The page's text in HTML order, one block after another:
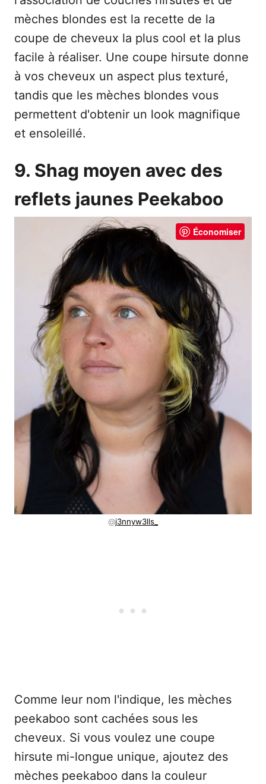
mèches blondes est la recette de la
coupe de cheveux la plus cool et la plus
facile à réaliser. Une coupe hirsute donne
à vos cheveux un aspect plus texturé,
tandis que les mèches blondes vous
permettent d'obtenir un look magnifique
et ensoleillé.
9. Shag moyen avec des
reflets jaunes Peekaboo
Économiser
@j3nnyw3lls_
Comme leur nom l'indique, les mèches
peekaboo sont cachées sous les
cheveux. Si vous voulez une coupe
hirsute mi-longue unique, ajoutez des
mèches peekaboo dans la couleur